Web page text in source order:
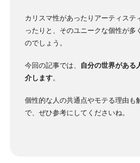
カリスマ性があったりアーティステ
ったりと、そのユニークな個性が多
のでしょう。
今回の記事では、
自分の世界がある
介します。
個性的な人の共通点やモテる理由も
で、ぜひ参考にしてくださいね。